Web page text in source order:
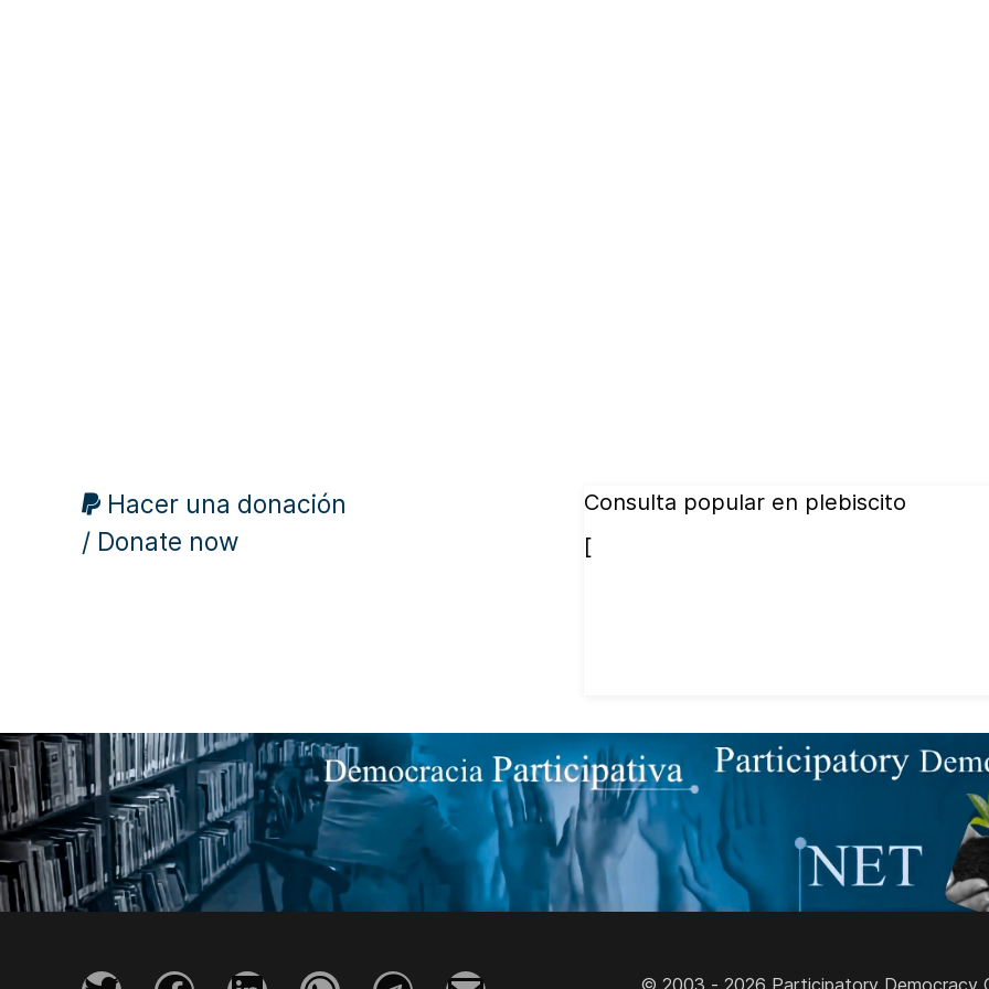
Hacer una donación
/ Donate now
Consulta popular en plebiscito
[
© 2003 - 2026 Participatory Democracy